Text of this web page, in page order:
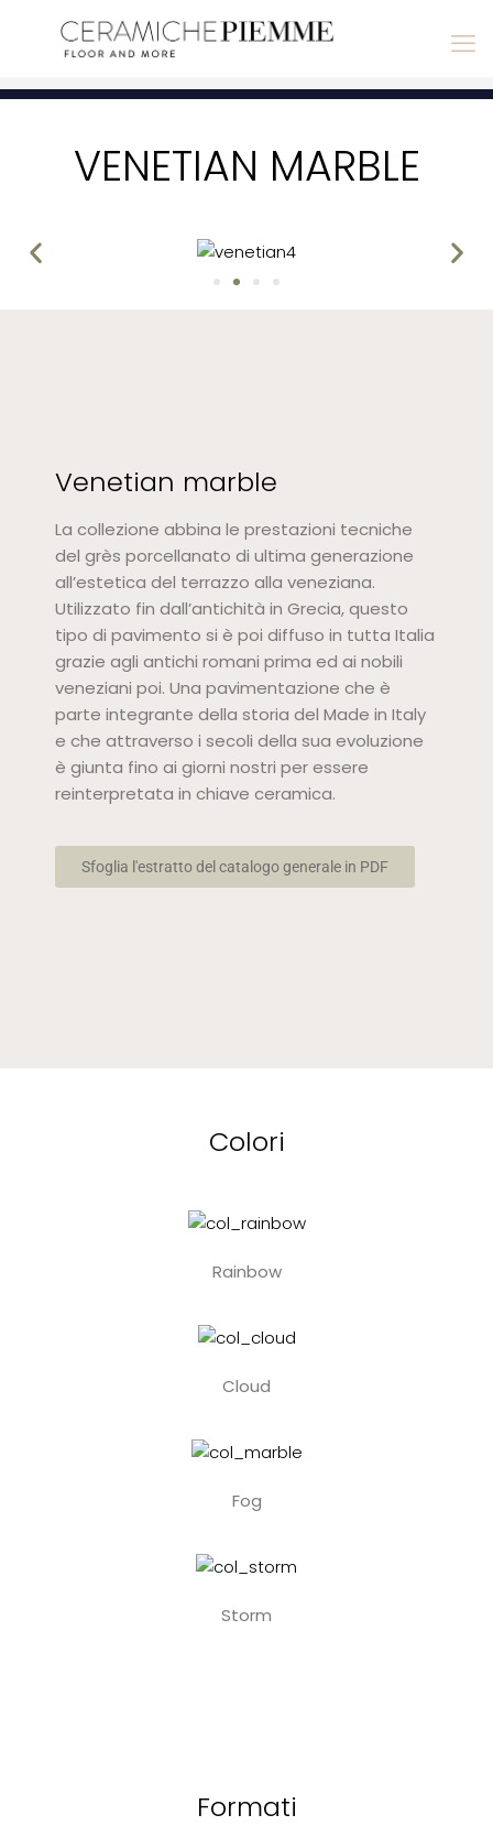
VENETIAN MARBLE
Venetian marble
La collezione abbina le prestazioni tecniche
del grès porcellanato di ultima generazione
all’estetica del terrazzo alla veneziana.
Utilizzato fin dall’antichità in Grecia, questo
tipo di pavimento si è poi diffuso in tutta Italia
grazie agli antichi romani prima ed ai nobili
veneziani poi. Una pavimentazione che è
parte integrante della storia del Made in Italy
e che attraverso i secoli della sua evoluzione
è giunta fino ai giorni nostri per essere
reinterpretata in chiave ceramica.
Sfoglia l'estratto del catalogo generale in PDF
Colori
Rainbow
Cloud
Fog
Storm
Formati